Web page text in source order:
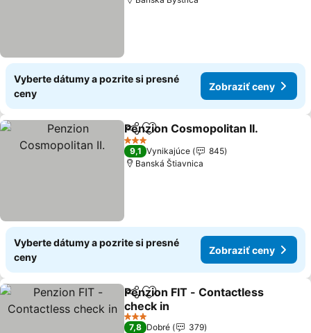
Vyberte dátumy a pozrite si presné
ceny
Zobraziť ceny
ZdieľaťPridať do obľúbených
Penzion Cosmopolitan II.
3 Počet hviezdičiek
9,1 Vynikajúce
845
Banská Štiavnica
Vyberte dátumy a pozrite si presné
ceny
Zobraziť ceny
ZdieľaťPridať do obľúbených
Penzion FIT - Contactless
check in
3 Počet hviezdičiek
7,8 Dobré
379